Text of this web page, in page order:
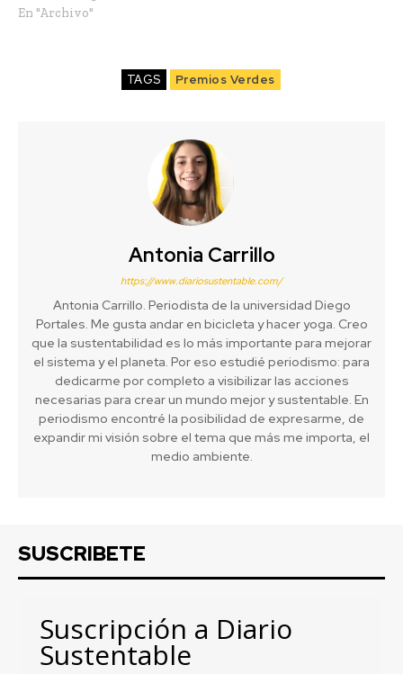
En "Archivo"
TAGS Premios Verdes
Antonia Carrillo
https://www.diariosustentable.com/
Antonia Carrillo. Periodista de la universidad Diego
Portales. Me gusta andar en bicicleta y hacer yoga. Creo
que la sustentabilidad es lo más importante para mejorar
el sistema y el planeta. Por eso estudié periodismo: para
dedicarme por completo a visibilizar las acciones
necesarias para crear un mundo mejor y sustentable. En
periodismo encontré la posibilidad de expresarme, de
expandir mi visión sobre el tema que más me importa, el
medio ambiente.
SUSCRIBETE
Suscripción a Diario
Sustentable